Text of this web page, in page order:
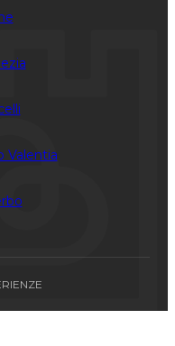
Valentia